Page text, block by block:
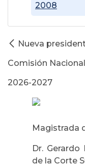
2008
Nueva
Comisión
2026-2027
Magistrada
Dr.
de la Corte